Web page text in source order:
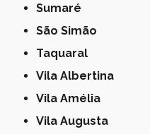
Sumaré
São Simão
Taquaral
Vila Albertina
Vila Amélia
Vila Augusta